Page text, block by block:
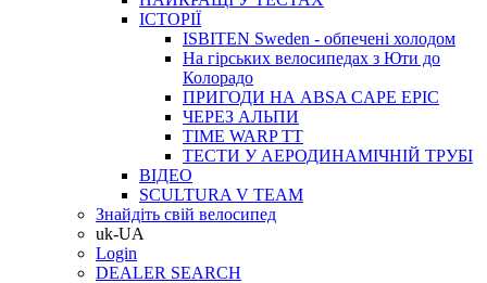
ІСТОРІЇ
ISBITEN Sweden - обпечені холодом
На гірських велосипедах з Юти до
Колорадо
ПРИГОДИ НА ABSA CAPE EPIC
ЧЕРЕЗ АЛЬПИ
TIME WARP TT
ТЕСТИ У АЕРОДИНАМІЧНІЙ ТРУБІ
ВІДЕО
SCULTURA V TEAM
Знайдіть свій велосипед
uk-UA
Login
DEALER SEARCH